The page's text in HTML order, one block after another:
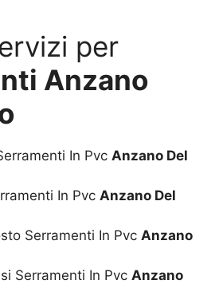
per
Anzano
In Pvc Anzano Del
In Pvc Anzano Del
Serramenti In Pvc Anzano
Serramenti In Pvc Anzano